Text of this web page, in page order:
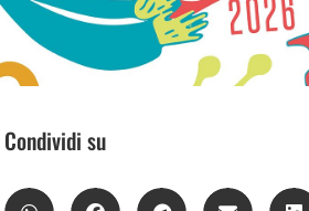
Condividi su